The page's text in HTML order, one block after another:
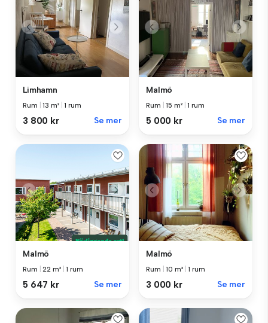
Limhamn
Rum |13 m² |1 rum
3 800 kr Se mer
Malmö
Rum |15 m² |1 rum
5 000 kr Se mer
Malmö
Rum |22 m² |1 rum
5 647 kr Se mer
Malmö
Rum |10 m² |1 rum
3 000 kr Se mer